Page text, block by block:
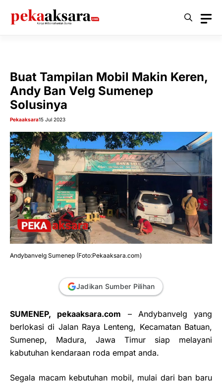
Buat Tampilan Mobil Makin Keren,
Andy Ban Velg Sumenep
Solusinya
Pekaaksara15 Jul 2023
Andybanvelg Sumenep (Foto:Pekaaksara.com)
Jadikan Sumber Pilihan
SUMENEP, pekaaksara.com –Andybanvelg yang
berlokasi di Jalan Raya Lenteng, Kecamatan Batuan,
Sumenep, Madura, Jawa Timur siap melayani
kabutuhan kendaraan roda empat anda.
Segala macam kebutuhan mobil, mulai dari ban baru